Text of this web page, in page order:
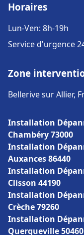
Horaires
Lun-Ven: 8h-19h
Service d'urgence
Zone
Bellerive sur Allier,
Installation
Chambéry 73000
Installation
Auxances 86440
Installation
Clisson 44190
Installation
Crèche 79260
Installation
Querqueville 50460